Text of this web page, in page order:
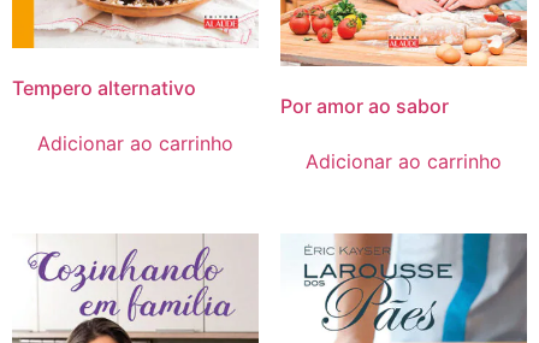
Tempero alternativo
Adicionar ao carrinho
Por amor ao sabor
Adicionar ao carrinho